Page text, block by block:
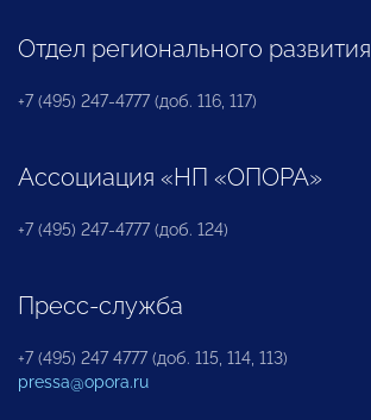
Отдел регионального развития
+7 (495) 247-4777 (доб. 116, 117)
Ассоциация «НП «ОПОРА»
+7 (495) 247-4777 (доб. 124)
Пресс-служба
+7 (495) 247 4777 (доб. 115, 114, 113)
pressa@opora.ru